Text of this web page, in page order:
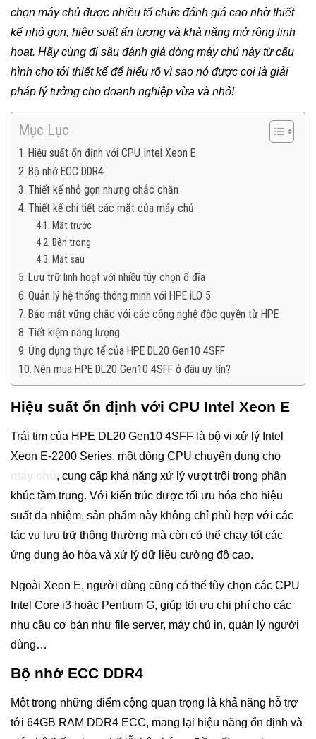
chọn máy chủ được nhiều tổ chức đánh giá cao nhờ thiết
kế nhỏ gọn, hiệu suất ấn tượng và khả năng mở rộng linh
hoạt. Hãy cùng đi sâu đánh giá dòng máy chủ này từ cấu
hình cho tới thiết kế để hiểu rõ vì sao nó được coi là giải
pháp lý tưởng cho doanh nghiệp vừa và nhỏ!
Mục Lục
Hiệu suất ổn định với CPU Intel Xeon E
Bộ nhớ ECC DDR4
Thiết kế nhỏ gọn nhưng chắc chắn
Thiết kế chi tiết các mặt của máy chủ
Mặt trước
Bên trong
Mặt sau
Lưu trữ linh hoạt với nhiều tùy chọn ổ đĩa
Quản lý hệ thống thông minh với HPE iLO 5
Bảo mật vững chắc với các công nghệ độc quyền từ HPE
Tiết kiệm năng lượng
Ứng dụng thực tế của HPE DL20 Gen10 4SFF
Nên mua HPE DL20 Gen10 4SFF ở đâu uy tín?
Hiệu suất ổn định với CPU Intel Xeon E
Trái tim của HPE DL20 Gen10 4SFF là bộ vi xử lý Intel
Xeon E-2200 Series, một dòng CPU chuyên dụng cho
, cung cấp khả năng xử lý vượt trội trong phân
khúc tầm trung. Với kiến trúc được tối ưu hóa cho hiệu
suất đa nhiệm, sản phẩm này không chỉ phù hợp với các
tác vụ lưu trữ thông thường mà còn có thể chạy tốt các
ứng dụng ảo hóa và xử lý dữ liệu cường độ cao.
Ngoài Xeon E, người dùng cũng có thể tùy chọn các CPU
Intel Core i3 hoặc Pentium G, giúp tối ưu chi phí cho các
nhu cầu cơ bản như file server, máy chủ in, quản lý người
dùng…
Bộ nhớ ECC DDR4
Một trong những điểm cộng quan trọng là khả năng hỗ trợ
tới 64GB RAM DDR4 ECC, mang lại hiệu năng ổn định và